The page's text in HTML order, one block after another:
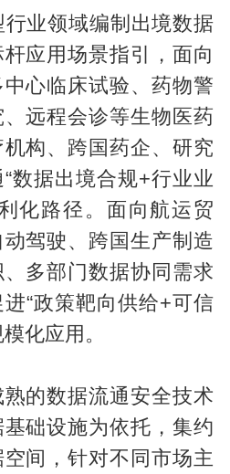
业领域编制出境数据
应用场景指引，面向
心临床试验、药物警
远程会诊等生物医药
构、跨国药企、研究
数据出境合规+行业业
化路径。面向航运贸
驾驶、跨国生产制造
多部门数据协同需求
“政策靶向供给+可信
化应用。
的数据流通安全技术
础设施为依托，集约
间，针对不同市场主